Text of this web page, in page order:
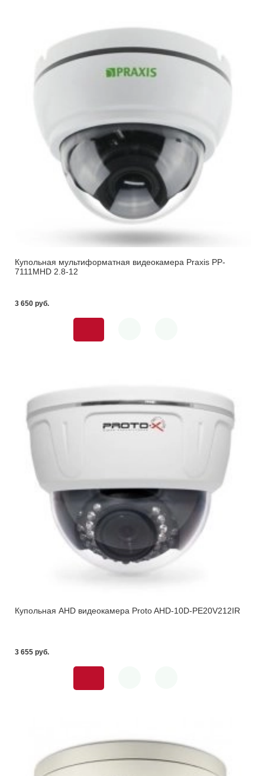
Купольная мультиформатная видеокамера Praxis PP-
7111MHD 2.8-12
3 650 pуб.
Купольная AHD видеокамера Proto AHD-10D-PE20V212IR
3 655 pуб.